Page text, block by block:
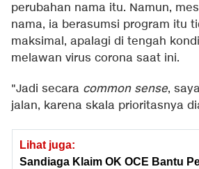
perubahan nama itu. Namun,
nama, ia berasumsi program itu
maksimal, apalagi di tengah
melawan virus corona saat ini.
"Jadi secara common sense,
jalan, karena skala prioritasnya
Lihat juga:
Sandiaga Klaim OK OCE Bantu